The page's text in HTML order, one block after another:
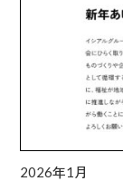
2026年1月